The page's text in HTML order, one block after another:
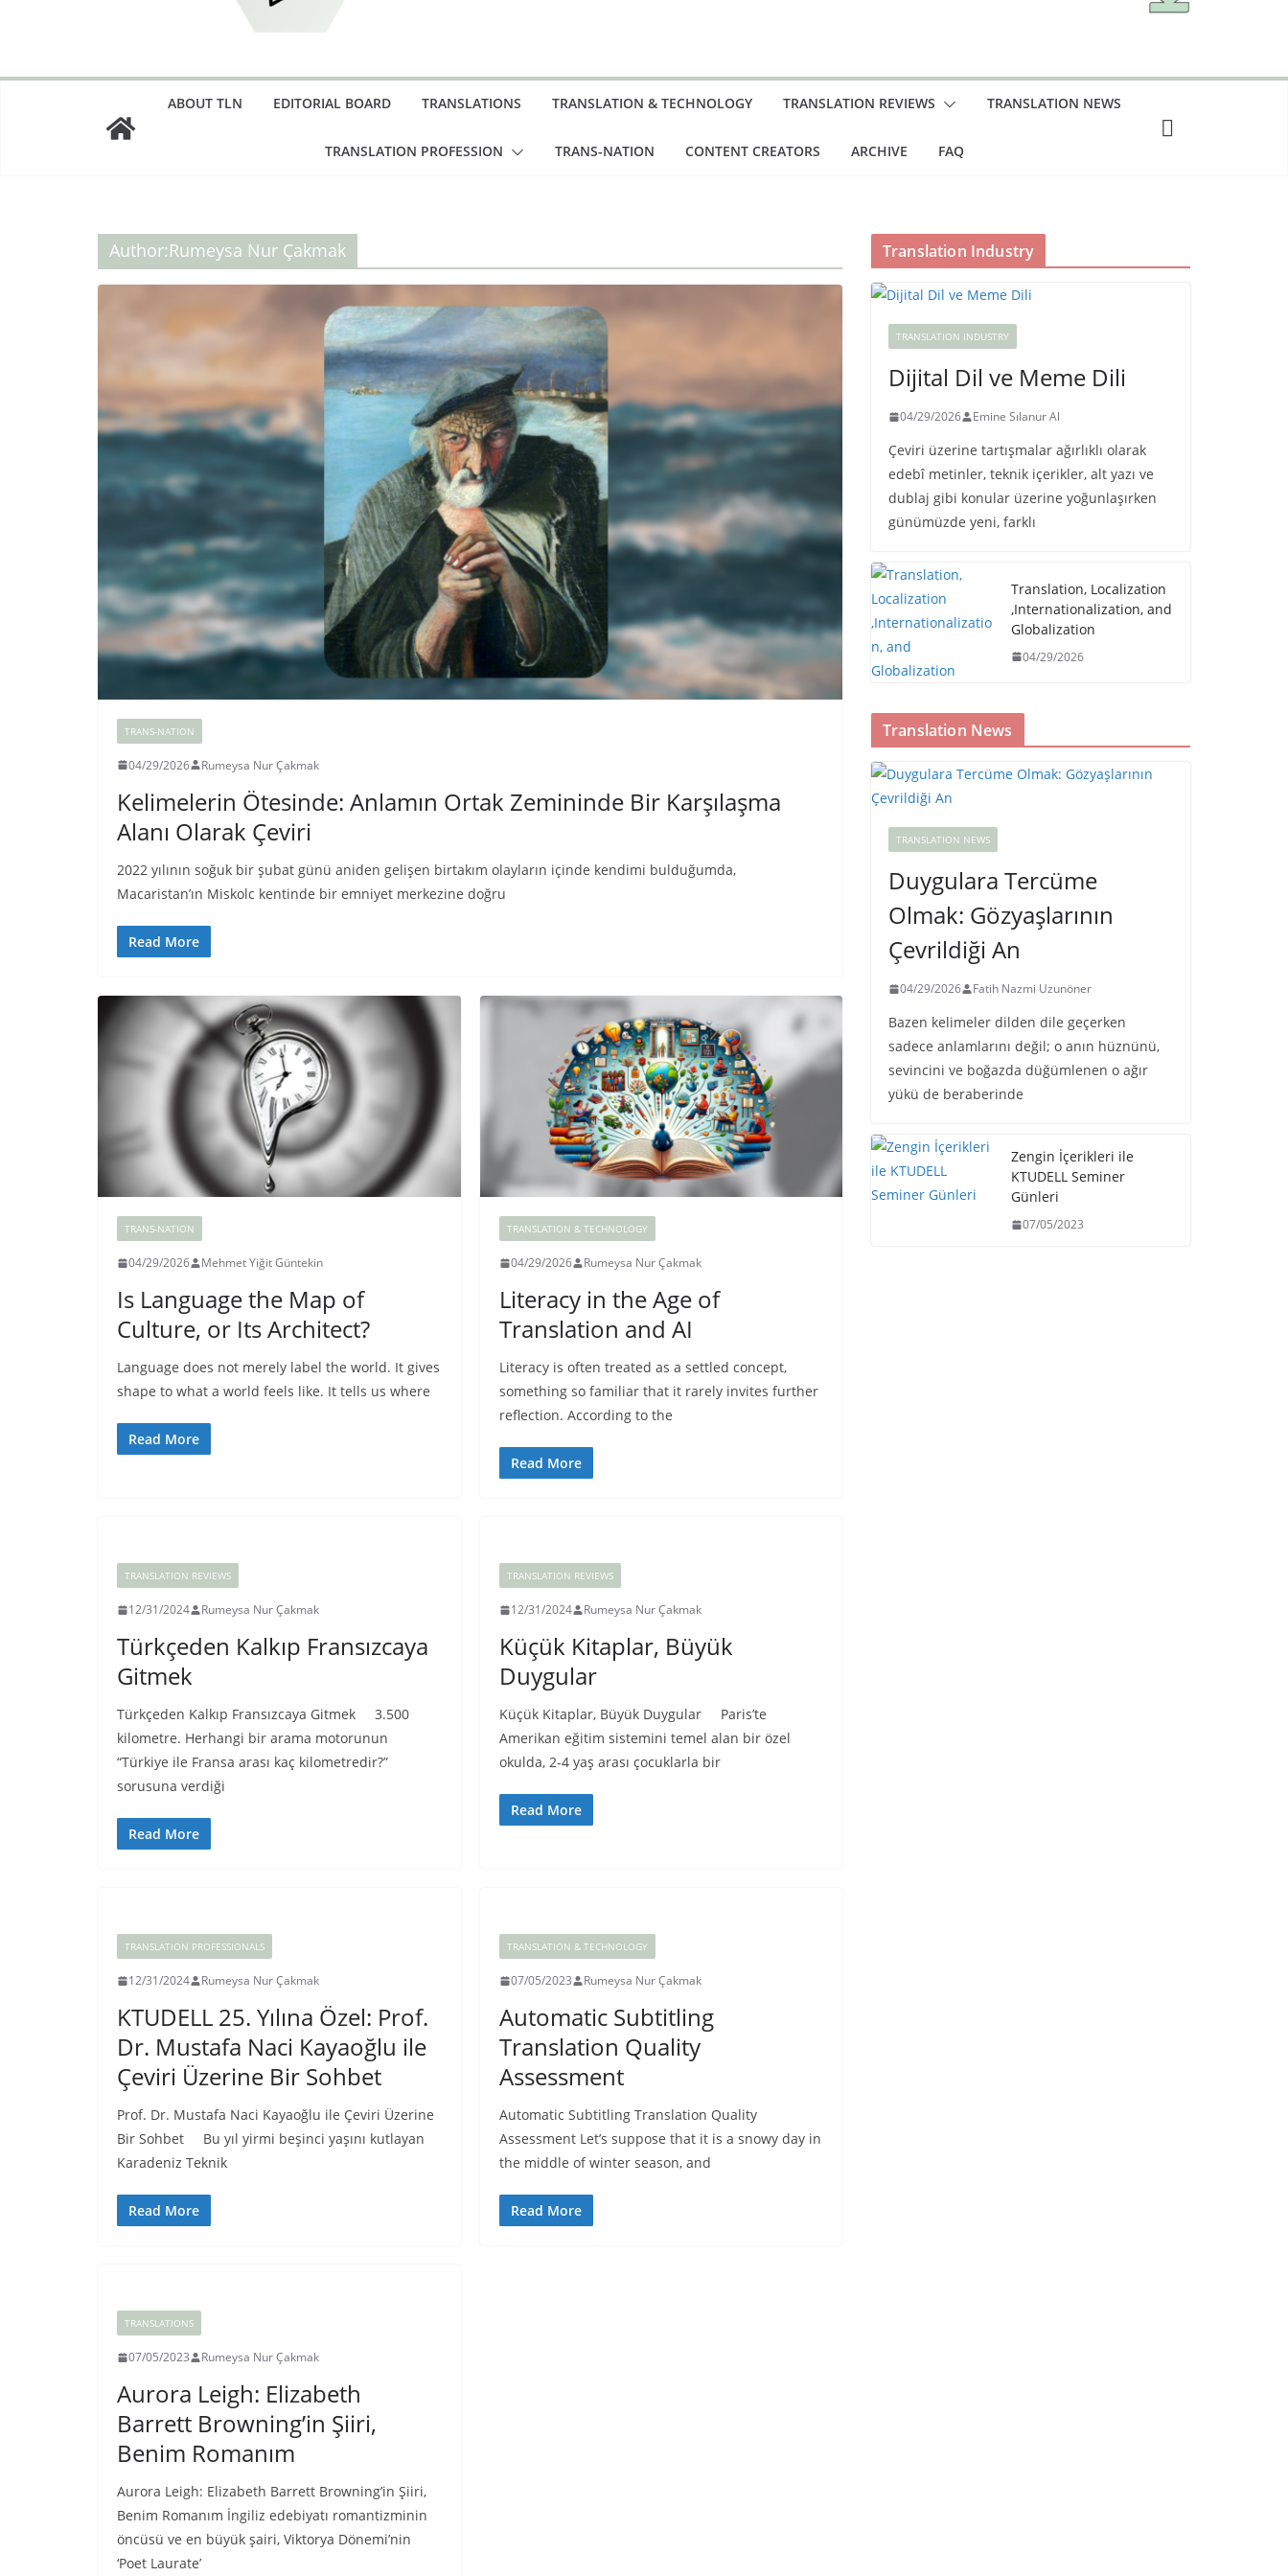
ABOUT TLN EDITORIAL BOARD TRANSLATIONS TRANSLATION & TECHNOLOGY TRANSLATION REVIEWS TRANSLATION NEWS
TRANSLATION PROFESSION TRANS-NATION CONTENT CREATORS ARCHIVE FAQ
Author:Rumeysa Nur Çakmak
TRANS-NATION
04/29/2026 Rumeysa Nur Çakmak
Kelimelerin Ötesinde: Anlamın Ortak Zemininde Bir Karşılaşma
Alanı Olarak Çeviri
2022 yılının soğuk bir şubat günü aniden gelişen birtakım olayların içinde kendimi bulduğumda,
Macaristan’ın Miskolc kentinde bir emniyet merkezine doğru
Read More
TRANS-NATION
04/29/2026 Mehmet Yiğit Güntekin
Is Language the Map of
Culture, or Its Architect?
Language does not merely label the world. It gives
shape to what a world feels like. It tells us where
Read More
TRANSLATION & TECHNOLOGY
04/29/2026 Rumeysa Nur Çakmak
Literacy in the Age of
Translation and AI
Literacy is often treated as a settled concept,
something so familiar that it rarely invites further
reflection. According to the
Read More
TRANSLATION REVIEWS
12/31/2024 Rumeysa Nur Çakmak
Türkçeden Kalkıp Fransızcaya
Gitmek
Türkçeden Kalkıp Fransızcaya Gitmek 3.500
kilometre. Herhangi bir arama motorunun
“Türkiye ile Fransa arası kaç kilometredir?”
sorusuna verdiği
Read More
TRANSLATION REVIEWS
12/31/2024 Rumeysa Nur Çakmak
Küçük Kitaplar, Büyük
Duygular
Küçük Kitaplar, Büyük Duygular Paris’te
Amerikan eğitim sistemini temel alan bir özel
okulda, 2-4 yaş arası çocuklarla bir
Read More
TRANSLATION PROFESSIONALS
12/31/2024 Rumeysa Nur Çakmak
KTUDELL 25. Yılına Özel: Prof.
Dr. Mustafa Naci Kayaoğlu ile
Çeviri Üzerine Bir Sohbet
Prof. Dr. Mustafa Naci Kayaoğlu ile Çeviri Üzerine
Bir Sohbet Bu yıl yirmi beşinci yaşını kutlayan
Karadeniz Teknik
Read More
TRANSLATION & TECHNOLOGY
07/05/2023 Rumeysa Nur Çakmak
Automatic Subtitling
Translation Quality
Assessment
Automatic Subtitling Translation Quality
Assessment Let’s suppose that it is a snowy day in
the middle of winter season, and
Read More
TRANSLATIONS
07/05/2023 Rumeysa Nur Çakmak
Aurora Leigh: Elizabeth
Barrett Browning’in Şiiri,
Benim Romanım
Aurora Leigh: Elizabeth Barrett Browning’in Şiiri,
Benim Romanım İngiliz edebiyatı romantizminin
öncüsü ve en büyük şairi, Viktorya Dönemi’nin
‘Poet Laurate’
Translation Industry
TRANSLATION INDUSTRY
Dijital Dil ve Meme Dili
04/29/2026 Emine Sılanur Al
Çeviri üzerine tartışmalar ağırlıklı olarak
edebî metinler, teknik içerikler, alt yazı ve
dublaj gibi konular üzerine yoğunlaşırken
günümüzde yeni, farklı
Translation, Localization
,Internationalization, and
Globalization
04/29/2026
Translation News
TRANSLATION NEWS
Duygulara Tercüme
Olmak: Gözyaşlarının
Çevrildiği An
04/29/2026 Fatih Nazmi Uzunöner
Bazen kelimeler dilden dile geçerken
sadece anlamlarını değil; o anın hüznünü,
sevincini ve boğazda düğümlenen o ağır
yükü de beraberinde
Zengin İçerikleri ile
KTUDELL Seminer
Günleri
07/05/2023